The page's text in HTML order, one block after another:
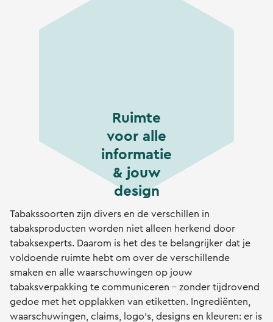
Ruimte
voor alle
informatie
& jouw
design
Tabakssoorten zijn divers en de verschillen in
tabaksproducten worden niet alleen herkend door
tabaksexperts. Daarom is het des te belangrijker dat je
voldoende ruimte hebt om over de verschillende
smaken en alle waarschuwingen op jouw
tabaksverpakking te communiceren – zonder tijdrovend
gedoe met het opplakken van etiketten. Ingrediënten,
waarschuwingen, claims, logo's, designs en kleuren: er is